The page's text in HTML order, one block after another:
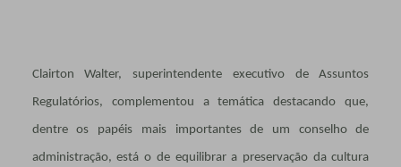
Clairton Walter, superintendente executivo de Assuntos
Regulatórios, complementou a temática destacando que,
dentre os papéis mais importantes de um conselho de
administração, está o de equilibrar a preservação da cultura